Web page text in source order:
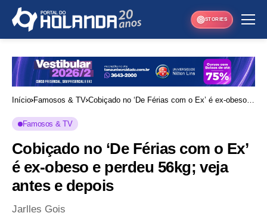
STORIES
Início Famosos & TV Cobiçado no ‘De Férias com o Ex’ é ex-obeso e
Famosos & TV
Cobiçado no ‘De Férias com o Ex’
é ex-obeso e perdeu 56kg; veja
antes e depois
Jarlles Gois